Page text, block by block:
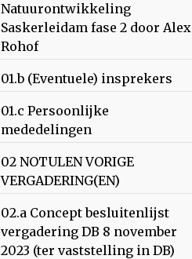
Natuurontwikkeling
Saskerleidam fase 2 door Alex
Rohof
01.b (Eventuele) insprekers
01.c Persoonlijke
mededelingen
02 NOTULEN VORIGE
VERGADERING(EN)
02.a Concept besluitenlijst
vergadering DB 8 november
2023 (ter vaststelling in DB)